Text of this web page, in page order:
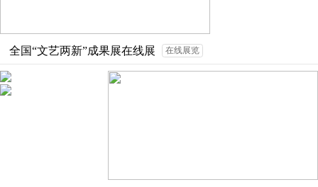
全国“文艺两新”成果展在线展 在线展览